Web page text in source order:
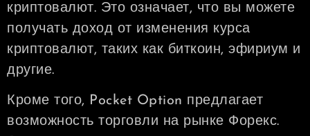
криптовалют. Это означает, что вы можете
получать доход от изменения курса
криптовалют, таких как биткоин, эфириум и
другие.
Кроме того, Pocket Option предлагает
возможность торговли на рынке Форекс.